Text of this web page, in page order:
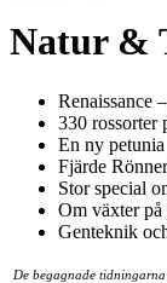
Natur &
Renaissance
330 rossorter
En ny petunia
Fjärde
Stor special
Om växter på
Genteknik
De begagnade